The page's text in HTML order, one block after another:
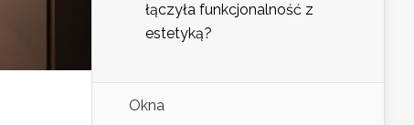
łączyła funkcjonalność z
estetyką?
Okna